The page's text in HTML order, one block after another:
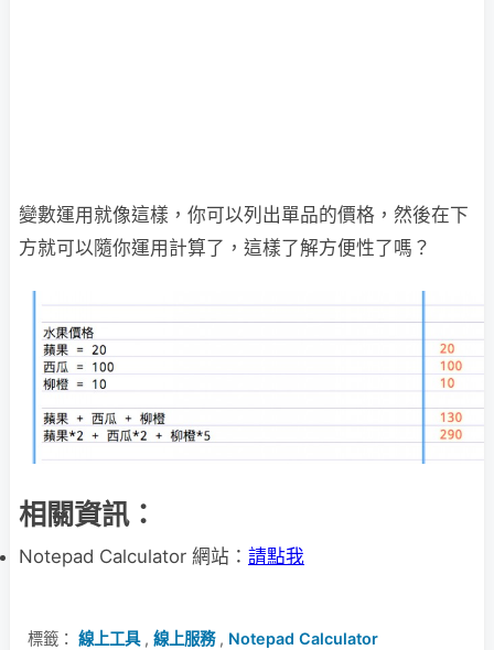
變數運用就像這樣，你可以列出單品的價格，然後在下
方就可以隨你運用計算了，這樣了解方便性了嗎？
相關資訊：
Notepad Calculator 網站： 請點我
標籤： 線上工具, 線上服務, Notepad Calculator